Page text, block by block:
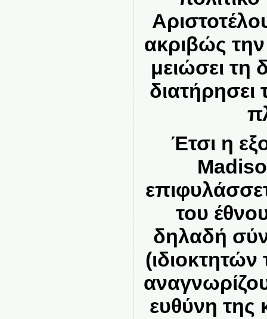
ακριβώς
μειώσει τη
διατήρησει
Έτσι η
του
δηλαδή
(ιδιοκτητών
ευθύνη της